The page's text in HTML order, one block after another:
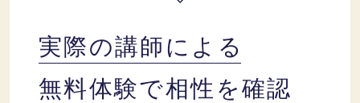
実際の講師による
無料体験で相性を確認